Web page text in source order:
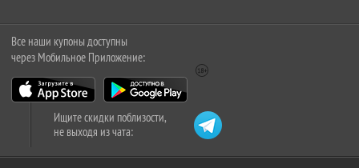
Все наши купоны доступны
через Мобильное Приложение:
Ищите скидки поблизости,
не выходя из чата: